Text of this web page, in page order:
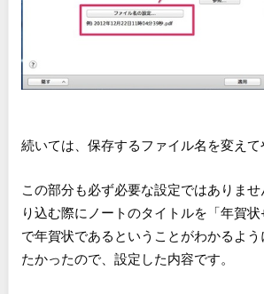
続いては、保存するファイル名を変えて
この部分も必ず必要な設定ではありま
り込む際にノートのタイトルを「年賀
で年賀状であるということがわかるよう
たかったので、設定した内容です。